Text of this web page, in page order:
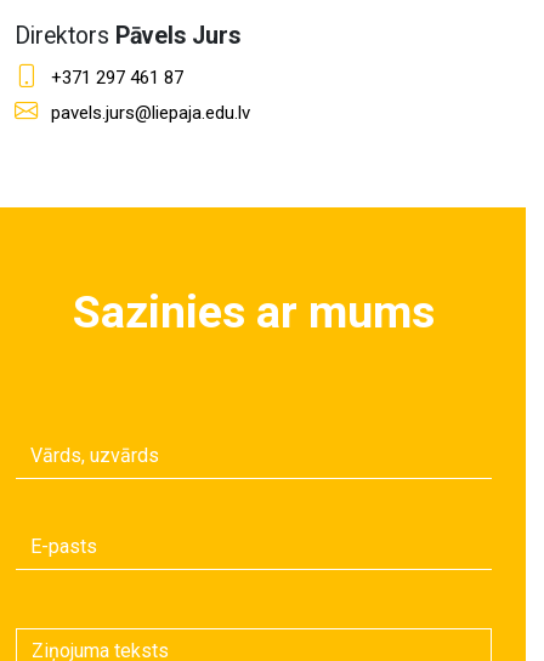
Direktors Pāvels Jurs
+371 297 461 87
pavels.jurs@liepaja.edu.lv
Sazinies ar mums